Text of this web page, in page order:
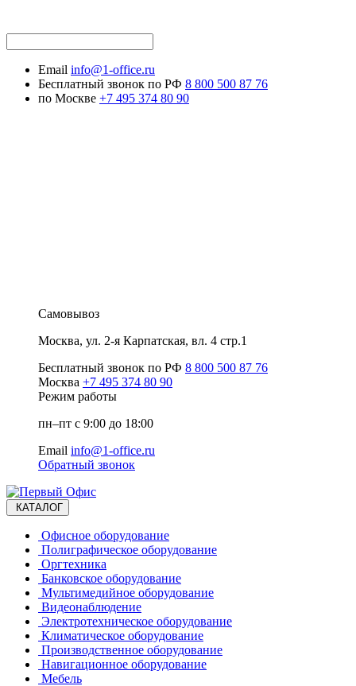
Email info@1-office.ru
Бесплатный звонок по РФ 8 800 500 87 76
по Москве +7 495 374 80 90
Самовывоз
Москва, ул. 2-я Карпатская, вл. 4 стр.1
Бесплатный звонок по РФ 8 800 500 87 76
Москва +7 495 374 80 90
Режим работы
пн–пт с 9:00 до 18:00
Email info@1-office.ru
Обратный звонок
КАТАЛОГ
Офисное оборудование
Полиграфическое оборудование
Оргтехника
Банковское оборудование
Мультимедийное оборудование
Видеонаблюдение
Электротехническое оборудование
Климатическое оборудование
Производственное оборудование
Навигационное оборудование
Мебель